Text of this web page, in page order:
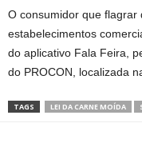
O consumidor que flagrar
estabelecimentos
do aplicativo Fala Feira,
do PROCON, localizada
TAGS LEI DA CARNE MOÍDA